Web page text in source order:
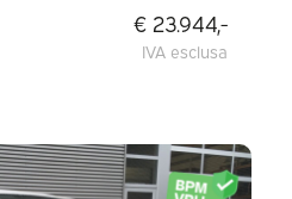
€ 23.944,-
IVA esclusa